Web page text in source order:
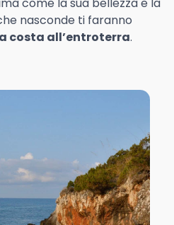
come la sua bellezza e la
nasconde ti faranno
costa all’entroterra.